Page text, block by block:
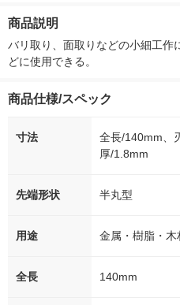
商品説明
バリ取り、面取りなどの小細工作
どに使用できる。
商品仕様/スペック
寸法
全長/140mm、
厚/1.8mm
先端形状 半丸型
用途 金属・樹脂・木
全長 140mm